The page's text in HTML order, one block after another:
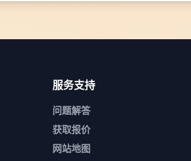
服务支持
问题解答
获取报价
网站地图